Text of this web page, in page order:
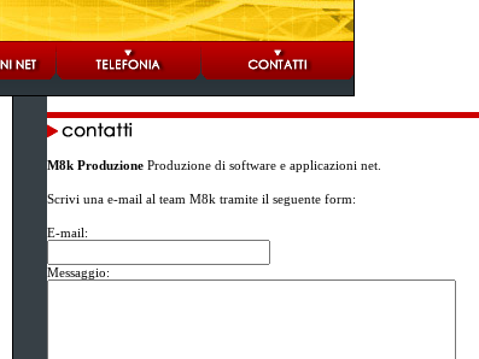
M8k ProduzioneProduzione di software e applicazioni net.
Scrivi una e-mail al team M8k tramite il seguente form:
E-mail:
Messaggio: